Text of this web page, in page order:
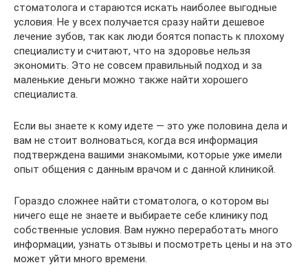
стоматолога и стараются искать наиболее выгодные
условия. Не у всех получается сразу найти дешевое
лечение зубов, так как люди боятся попасть к плохому
специалисту и считают, что на здоровье нельзя
экономить. Это не совсем правильный подход и за
маленькие деньги можно также найти хорошего
специалиста.
Если вы знаете к кому идете — это уже половина дела и
вам не стоит волноваться, когда вся информация
подтверждена вашими знакомыми, которые уже имели
опыт общения с данным врачом и с данной клиникой.
Гораздо сложнее найти стоматолога, о котором вы
ничего еще не знаете и выбираете себе клинику под
собственные условия. Вам нужно переработать много
информации, узнать отзывы и посмотреть цены и на это
может уйти много времени.